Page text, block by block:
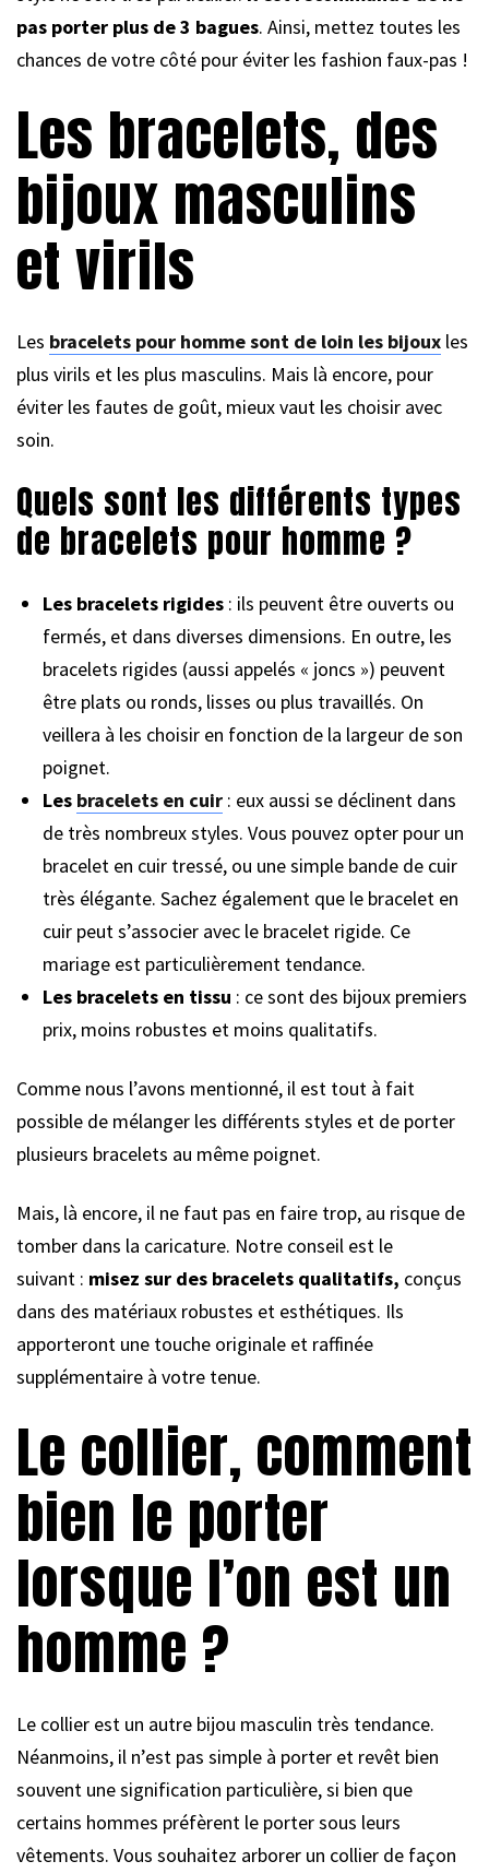
pas porter plus de 3 bagues. Ainsi, mettez toutes les
chances de votre côté pour éviter les fashion faux-pas !
Les bracelets, des
bijoux masculins
et virils
Les bracelets pour homme sont de loin les bijoux les
plus virils et les plus masculins. Mais là encore, pour
éviter les fautes de goût, mieux vaut les choisir avec
soin.
Quels sont les différents types
de bracelets pour homme ?
Les bracelets rigides : ils peuvent être ouverts ou
fermés, et dans diverses dimensions. En outre, les
bracelets rigides (aussi appelés « joncs ») peuvent
être plats ou ronds, lisses ou plus travaillés. On
veillera à les choisir en fonction de la largeur de son
poignet.
Les bracelets en cuir : eux aussi se déclinent dans
de très nombreux styles. Vous pouvez opter pour un
bracelet en cuir tressé, ou une simple bande de cuir
très élégante. Sachez également que le bracelet en
cuir peut s’associer avec le bracelet rigide. Ce
mariage est particulièrement tendance.
Les bracelets en tissu : ce sont des bijoux premiers
prix, moins robustes et moins qualitatifs.
Comme nous l’avons mentionné, il est tout à fait
possible de mélanger les différents styles et de porter
plusieurs bracelets au même poignet.
Mais, là encore, il ne faut pas en faire trop, au risque de
tomber dans la caricature. Notre conseil est le
suivant : misez sur des bracelets qualitatifs, conçus
dans des matériaux robustes et esthétiques. Ils
apporteront une touche originale et raffinée
supplémentaire à votre tenue.
Le collier, comment
bien le porter
lorsque l’on est un
homme ?
Le collier est un autre bijou masculin très tendance.
Néanmoins, il n’est pas simple à porter et revêt bien
souvent une signification particulière, si bien que
certains hommes préfèrent le porter sous leurs
vêtements. Vous souhaitez arborer un collier de façon